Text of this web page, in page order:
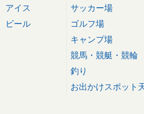
アイス
ビール
サッカー場
ゴルフ場
キャンプ場
競馬・競艇・競輪
釣り
お出かけスポット